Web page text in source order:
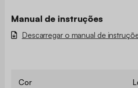
Manual de instruções
Descarregar o manual de
Cor